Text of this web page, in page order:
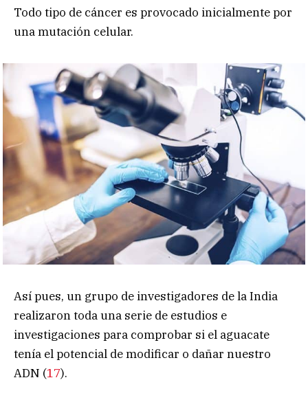
Todo tipo de cáncer es provocado inicialmente por
una mutación celular.
Así pues, un grupo de investigadores de la India
realizaron toda una serie de estudios e
investigaciones para comprobar si el aguacate
tenía el potencial de modificar o dañar nuestro
ADN (17).